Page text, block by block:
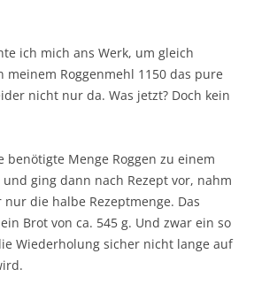
ich mich ans Werk, um gleich
meinem Roggenmehl 1150 das pure
nicht nur da. Was jetzt? Doch kein
benötigte Menge Roggen zu einem
ging dann nach Rezept vor, nahm
die halbe Rezeptmenge. Das
Brot von ca. 545 g. Und zwar ein so
Wiederholung sicher nicht lange auf